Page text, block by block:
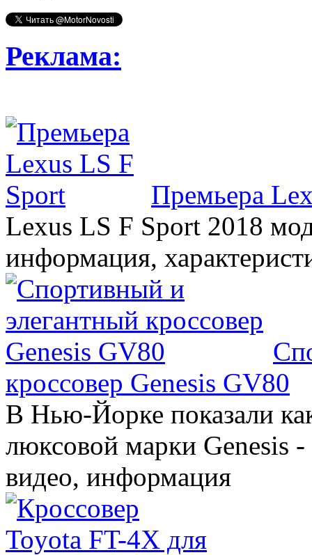
Реклама:
Премьера
Lexus LS F Sport 2018
информация,
кроссовер Genesis GV80
В Нью-Йорке показали
люксовой марки Genesis
видео, информация